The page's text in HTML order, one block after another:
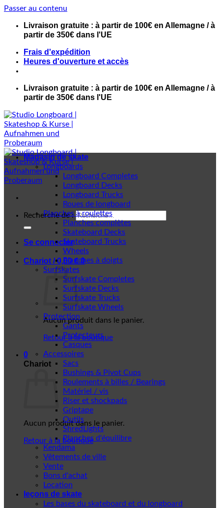
Passer au contenu
Livraison gratuite : à partir de 100€ en Allemagne / à
partir de 350€ dans l'UE
Frais d'expédition
Heures d'ouverture et accès
Livraison gratuite : à partir de 100€ en Allemagne / à
partir de 350€ dans l'UE
Recherche de :
Se connecter
Chariot /0,00€ 0
Aucun produit dans le panier.
Retour à la boutique
0
Chariot
Aucun produit dans le panier.
Retour à la boutique
Magasin de skate
Longboards
Longboard Completes
Longboard Decks
Longboard Trucks
Roues de longboard
Planches à roulettes
Planches complètes
Skateboard Decks
Skateboard Trucks
Wheels
Planches à doigts
Surfskates
Surfskate Completes
Surfskate Decks
Surfskate Trucks
Surfskate Wheels
Protection
Gants
Protecteurs
Casques
Accessoires
Sacs
Bushings & Pivot Cups
Roulements à billes / Bearings
Matériel / vis
Riser et shockpads
Griptape
Outils
ShredLights
Planches d'équilibre
Kendama
Vêtements de ville
Vente
Bons d'achat
Location
leçons de skate
Les bases du skateboard et du longboard